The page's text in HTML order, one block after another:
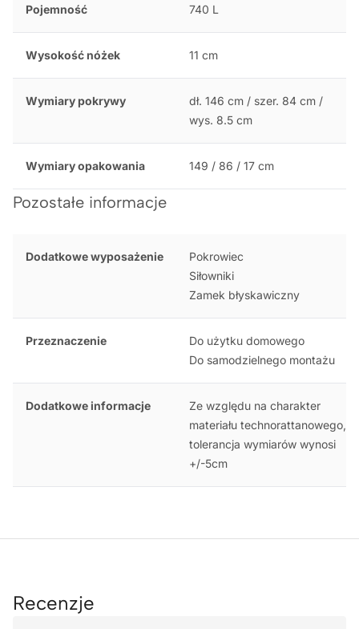
Pojemność 740 L
Wysokość nóżek 11 cm
Wymiary pokrywy
dł. 146 cm / szer. 84 cm /
wys. 8.5 cm
Wymiary opakowania 149 / 86 / 17 cm
Pozostałe informacje
Dodatkowe wyposażenie
Pokrowiec
Siłowniki
Zamek błyskawiczny
Przeznaczenie
Do użytku domowego
Do samodzielnego montażu
Dodatkowe informacje
Ze względu na charakter
materiału technorattanowego,
tolerancja wymiarów wynosi
+/-5cm
Recenzje